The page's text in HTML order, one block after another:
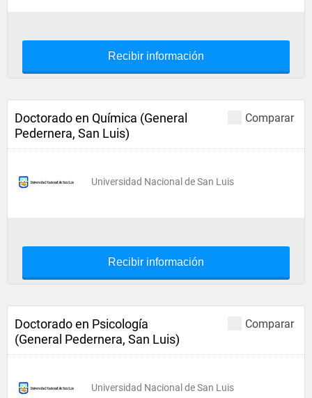
Recibir información
Comparar
Doctorado en Química (General
Pedernera, San Luis)
Universidad Nacional de San Luis
Recibir información
Comparar
Doctorado en Psicología
(General Pedernera, San Luis)
Universidad Nacional de San Luis